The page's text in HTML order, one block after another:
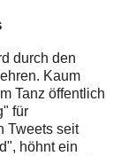
durch den
Kaum
Tanz öffentlich
für
Tweets seit
höhnt ein